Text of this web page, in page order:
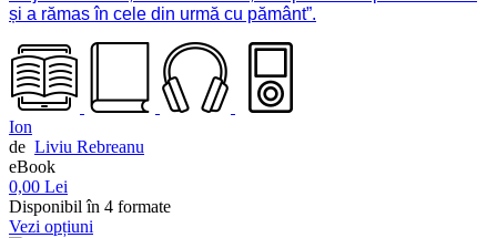
și a rămas în cele din urmă cu pământ”.
Ion
de Liviu Rebreanu
eBook
0,00 Lei
Disponibil în 4 formate
Vezi opțiuni